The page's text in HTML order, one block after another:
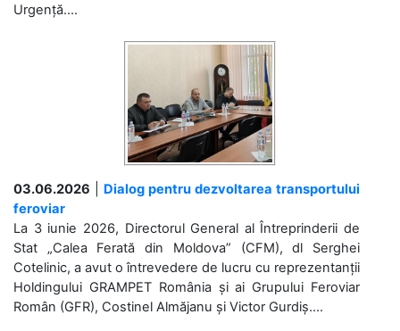
Urgență....
03.06.2026
Dialog pentru dezvoltarea transportului
feroviar
La 3 iunie 2026, Directorul General al Întreprinderii de
Stat „Calea Ferată din Moldova” (CFM), dl Serghei
Cotelinic, a avut o întrevedere de lucru cu reprezentanții
Holdingului GRAMPET România și ai Grupului Feroviar
Român (GFR), Costinel Almăjanu și Victor Gurdiș....